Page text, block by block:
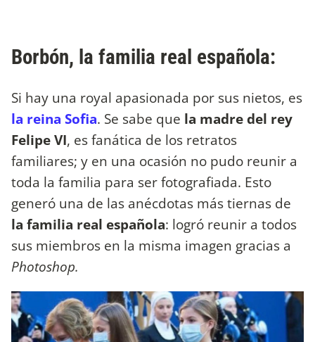
Borbón, la familia real española:
Si hay una royal apasionada por sus nietos, es
la reina Sofia. Se sabe que la madre del rey
Felipe VI, es fanática de los retratos
familiares; y en una ocasión no pudo reunir a
toda la familia para ser fotografiada. Esto
generó una de las anécdotas más tiernas de
la familia real española: logró reunir a todos
sus miembros en la misma imagen gracias a
Photoshop.